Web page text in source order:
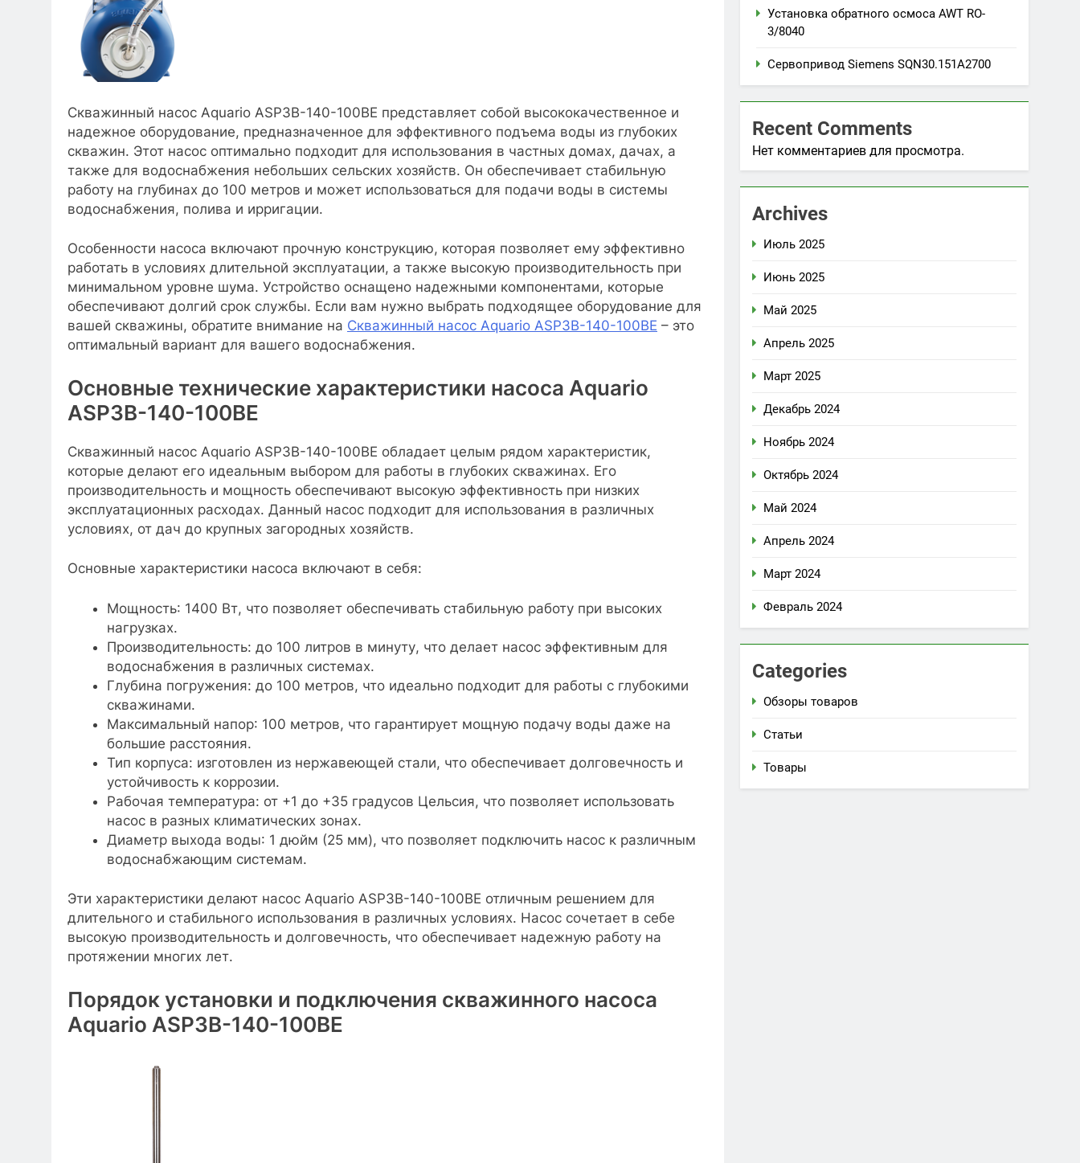
Скважинный насос Aquario ASP3B-140-100BE представляет собой высококачественное и
надежное оборудование, предназначенное для эффективного подъема воды из глубоких
скважин. Этот насос оптимально подходит для использования в частных домах, дачах, а
также для водоснабжения небольших сельских хозяйств. Он обеспечивает стабильную
работу на глубинах до 100 метров и может использоваться для подачи воды в системы
водоснабжения, полива и ирригации.
Особенности насоса включают прочную конструкцию, которая позволяет ему эффективно
работать в условиях длительной эксплуатации, а также высокую производительность при
минимальном уровне шума. Устройство оснащено надежными компонентами, которые
обеспечивают долгий срок службы. Если вам нужно выбрать подходящее оборудование для
вашей скважины, обратите внимание на Скважинный насос Aquario ASP3B-140-100BE – это
оптимальный вариант для вашего водоснабжения.
Основные технические характеристики насоса Aquario
ASP3B-140-100BE
Скважинный насос Aquario ASP3B-140-100BE обладает целым рядом характеристик,
которые делают его идеальным выбором для работы в глубоких скважинах. Его
производительность и мощность обеспечивают высокую эффективность при низких
эксплуатационных расходах. Данный насос подходит для использования в различных
условиях, от дач до крупных загородных хозяйств.
Основные характеристики насоса включают в себя:
Мощность: 1400 Вт, что позволяет обеспечивать стабильную работу при высоких
нагрузках.
Производительность: до 100 литров в минуту, что делает насос эффективным для
водоснабжения в различных системах.
Глубина погружения: до 100 метров, что идеально подходит для работы с глубокими
скважинами.
Максимальный напор: 100 метров, что гарантирует мощную подачу воды даже на
большие расстояния.
Тип корпуса: изготовлен из нержавеющей стали, что обеспечивает долговечность и
устойчивость к коррозии.
Рабочая температура: от +1 до +35 градусов Цельсия, что позволяет использовать
насос в разных климатических зонах.
Диаметр выхода воды: 1 дюйм (25 мм), что позволяет подключить насос к различным
водоснабжающим системам.
Эти характеристики делают насос Aquario ASP3B-140-100BE отличным решением для
длительного и стабильного использования в различных условиях. Насос сочетает в себе
высокую производительность и долговечность, что обеспечивает надежную работу на
протяжении многих лет.
Порядок установки и подключения скважинного насоса
Aquario ASP3B-140-100BE
Установка обратного осмоса AWT RO-
3/8040
Сервопривод Siemens SQN30.151A2700
Recent Comments
Нет комментариев для просмотра.
Archives
Июль 2025
Июнь 2025
Май 2025
Апрель 2025
Март 2025
Декабрь 2024
Ноябрь 2024
Октябрь 2024
Май 2024
Апрель 2024
Март 2024
Февраль 2024
Categories
Обзоры товаров
Статьи
Товары